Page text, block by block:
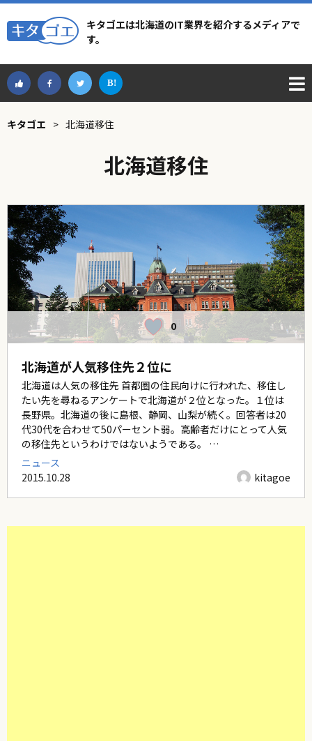
キタゴエは北海道のIT業界を紹介するメディアで
す。
キタゴエ > 北海道移住
北海道移住
0
北海道が人気移住先２位に
北海道は人気の移住先 首都圏の住民向けに行われた、移住し
たい先を尋ねるアンケートで北海道が２位となった。１位は
長野県。北海道の後に島根、静岡、山梨が続く。回答者は20
代30代を合わせて50パーセント弱。高齢者だけにとって人気
の移住先というわけではないようである。 …
ニュース
2015.10.28
kitagoe